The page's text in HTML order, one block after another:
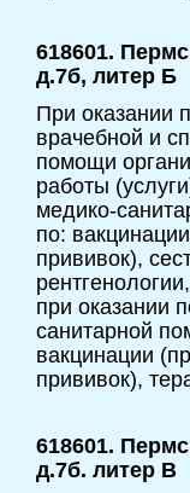
618601.
д.7б, литер Б
При оказании
врачебной и
помощи
работы
медико-
по:
прививок),
при оказании
санитарной
вакцинации
прививок),
618601.
д.7б. литер В